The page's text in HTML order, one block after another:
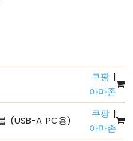
쿠팡 |
아마존
(USB-A PC용)
쿠팡 |
아마존